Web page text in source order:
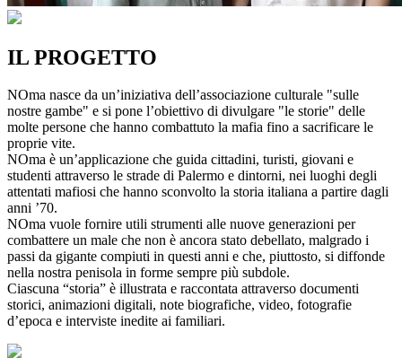
IL PROGETTO
NOma nasce da un’iniziativa dell’associazione culturale "sulle
nostre gambe" e si pone l’obiettivo di divulgare "le storie" delle
molte persone che hanno combattuto la mafia fino a sacrificare le
proprie vite.
NOma è un’applicazione che guida cittadini, turisti, giovani e
studenti attraverso le strade di Palermo e dintorni, nei luoghi degli
attentati mafiosi che hanno sconvolto la storia italiana a partire dagli
anni ’70.
NOma vuole fornire utili strumenti alle nuove generazioni per
combattere un male che non è ancora stato debellato, malgrado i
passi da gigante compiuti in questi anni e che, piuttosto, si diffonde
nella nostra penisola in forme sempre più subdole.
Ciascuna “storia” è illustrata e raccontata attraverso documenti
storici, animazioni digitali, note biografiche, video, fotografie
d’epoca e interviste inedite ai familiari.